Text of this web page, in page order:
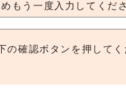
もう一度入力してくだ
の確認ボタンを押して